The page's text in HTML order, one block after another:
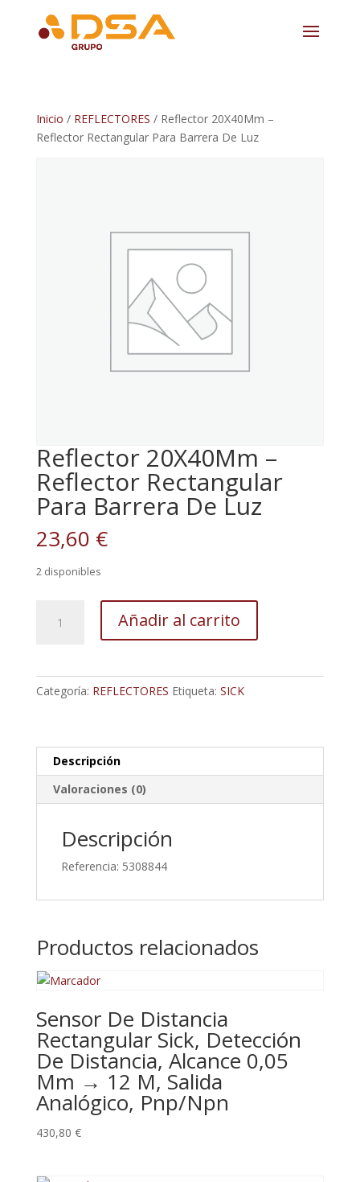
Inicio / REFLECTORES / Reflector 20X40Mm –
Reflector Rectangular Para Barrera De Luz
Reflector 20X40Mm –
Reflector Rectangular
Para Barrera De Luz
23,60 €
2 disponibles
20X40Mm
Rectangular
cantidad
Añadir al carrito
Categoría: REFLECTORES Etiqueta: SICK
Descripción
Valoraciones (0)
Descripción
Referencia: 5308844
Productos relacionados
Sensor De Distancia
Rectangular Sick, Detección
De Distancia, Alcance 0,05
Mm → 12 M, Salida
Analógico, Pnp/Npn
430,80 €